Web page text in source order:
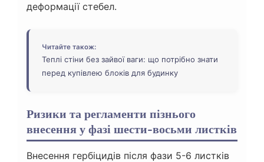
деформації стебел.
Читайте також:
Теплі стіни без зайвої ваги: що потрібно знати
перед купівлею блоків для будинку
Ризики та регламенти пізнього
внесення у фазі шести-восьми листків
Внесення гербіцидів після фази 5-6 листків